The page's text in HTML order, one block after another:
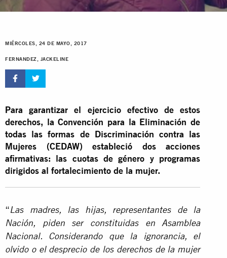
MIÉRCOLES, 24 DE MAYO, 2017
FERNANDEZ, JACKELINE
Para garantizar el ejercicio efectivo de estos
derechos, la Convención para la Eliminación de
todas las formas de Discriminación contra las
Mujeres (CEDAW) estableció dos acciones
afirmativas: las cuotas de género y programas
dirigidos al fortalecimiento de la mujer.
“Las madres, las hijas, representantes de la
Nación, piden ser constituidas en Asamblea
Nacional. Considerando que la ignorancia, el
olvido o el desprecio de los derechos de la mujer